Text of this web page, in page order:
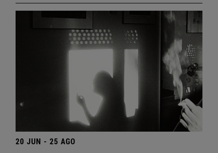
20 JUN - 25 AGO